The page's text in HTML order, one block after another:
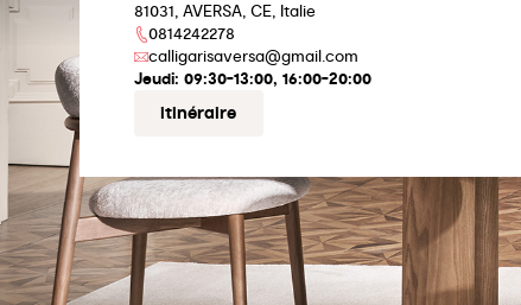
81031, AVERSA, CE, Italie
0814242278
calligarisaversa@gmail.com
Jeudi: 09:30-13:00, 16:00-20:00
itinéraire